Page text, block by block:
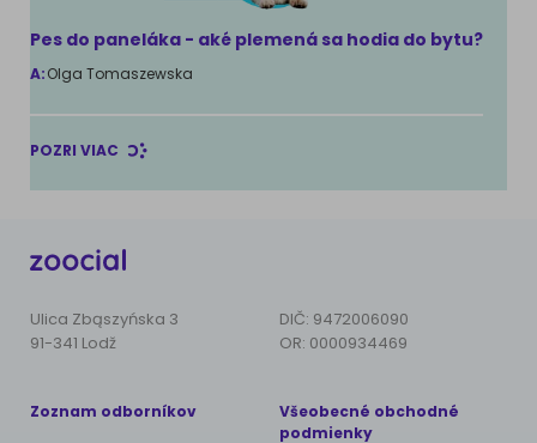
Pes do paneláka - aké plemená sa hodia do bytu?
A:Olga Tomaszewska
POZRI VIAC
Ulica Zbąszyńska 3
91-341 Lodž
DIČ: 9472006090
OR: 0000934469
Zoznam odborníkov
Všeobecné obchodné
podmienky